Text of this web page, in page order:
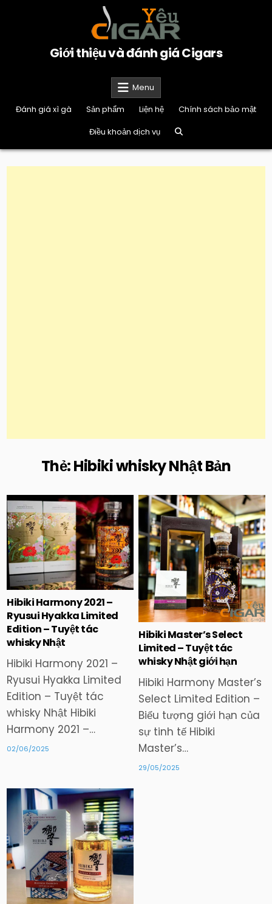
Giới thiệu và đánh giá Cigars
Menu
Đánh giá xì gà
Sản phẩm Liện hệ
Chính sách bảo mật
Điều khoản dịch vụ
Thẻ:Hibiki whisky Nhật Bản
Posted
in
Hibiki Harmony 2021 –
Ryusui Hyakka Limited
Edition – Tuyệt tác
whisky Nhật
Hibiki Harmony 2021 –
Ryusui Hyakka Limited
Edition – Tuyệt tác
whisky Nhật Hibiki
Harmony 2021 –…
02/06/2025
Posted
in
Hibiki Master’s Select
Limited – Tuyệt tác
whisky Nhật giới hạn
Hibiki Harmony Master’s
Select Limited Edition –
Biểu tượng giới hạn của
sự tinh tế Hibiki
Master’s…
29/05/2025
Posted
in